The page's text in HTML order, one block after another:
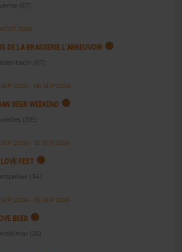
(67)
2026
DE LA BRASSERIE L’ABREUVOIR
(67)
2026- 06 SEP 2026
BEER WEEKEND
(BE)
2026- 12 SEP 2026
FEST
(34)
2026- 05 SEP 2026
BEER
(26)